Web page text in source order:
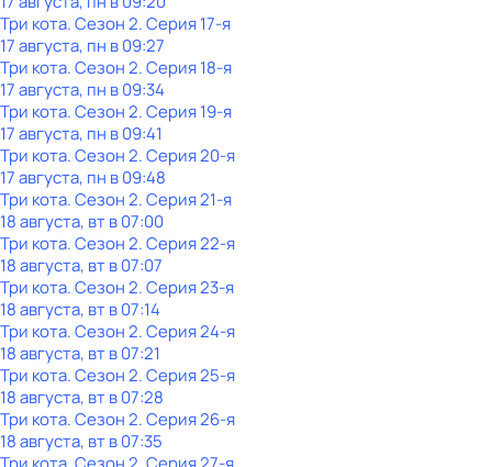
Три кота. Сезон 2. Серия 17-я
17 августа, пн в 09:27
Три кота. Сезон 2. Серия 18-я
17 августа, пн в 09:34
Три кота. Сезон 2. Серия 19-я
17 августа, пн в 09:41
Три кота. Сезон 2. Серия 20-я
17 августа, пн в 09:48
Три кота. Сезон 2. Серия 21-я
18 августа, вт в 07:00
Три кота. Сезон 2. Серия 22-я
18 августа, вт в 07:07
Три кота. Сезон 2. Серия 23-я
18 августа, вт в 07:14
Три кота. Сезон 2. Серия 24-я
18 августа, вт в 07:21
Три кота. Сезон 2. Серия 25-я
18 августа, вт в 07:28
Три кота. Сезон 2. Серия 26-я
18 августа, вт в 07:35